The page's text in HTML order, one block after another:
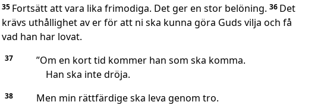
35 Fortsätt att vara lika frimodiga. Det ger en stor belöning. 36 Det
krävs uthållighet av er för att ni ska kunna göra Guds vilja och få
vad han har lovat.
37
”Om en kort tid kommer han som ska komma.
Han ska inte dröja.
38
Men min rättfärdige ska leva genom tro.